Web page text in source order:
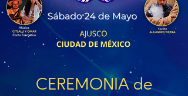
CEREMONIA de